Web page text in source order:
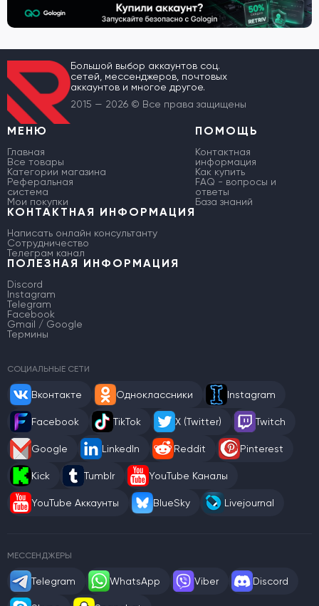
Большой выбор аккаунтов соц.
сетей, мессенджеров, почтовых
аккаунтов и многое другое.
2015 — 2026 © Все права защищены
МЕНЮ
Главная
Все товары
Категории магазина
Реферальная
система
Мои покупки
ПОМОЩЬ
Контактная
информация
Как купить
FAQ - вопросы и
ответы
База знаний
КОНТАКТНАЯ ИНФОРМАЦИЯ
Написать онлайн консультанту
Сотрудничество
Телеграм канал
ПОЛЕЗНАЯ ИНФОРМАЦИЯ
Discord
Instagram
Telegram
Facebook
Gmail / Google
Термины
СОЦИАЛЬНЫЕ СЕТИ
Вконтакте Одноклассники Instagram
Facebook TikTok X (Twitter) Twitch
Google LinkedIn Reddit Pinterest
Kick Tumblr YouTube Каналы
YouTube Аккаунты BlueSky Livejournal
МЕССЕНДЖЕРЫ
Telegram WhatsApp Viber Discord